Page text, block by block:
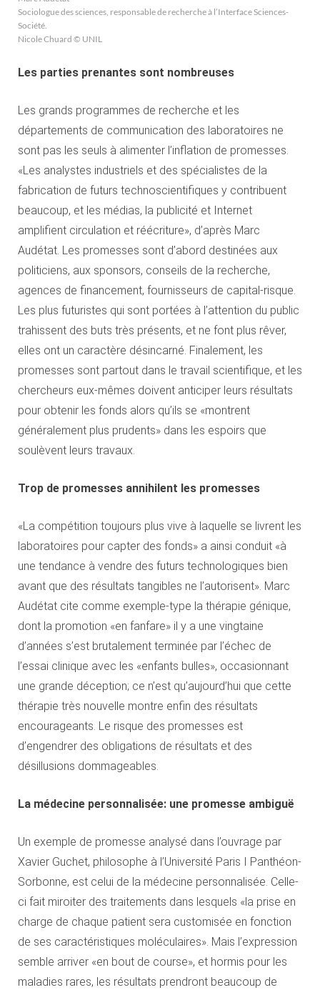
Sociologue des sciences, responsable de recherche à l’Interface Sciences-
Société.
Nicole Chuard © UNIL
Les parties prenantes sont nombreuses
Les grands programmes de recherche et les
départements de communication des laboratoires ne
sont pas les seuls à alimenter l’inflation de promesses.
«Les analystes industriels et des spécialistes de la
fabrication de futurs technoscientifiques y contribuent
beaucoup, et les médias, la publicité et Internet
amplifient circulation et réécriture», d’après Marc
Audétat. Les promesses sont d’abord destinées aux
politiciens, aux sponsors, conseils de la recherche,
agences de financement, fournisseurs de capital-risque.
Les plus futuristes qui sont portées à l’attention du public
trahissent des buts très présents, et ne font plus rêver,
elles ont un caractère désincarné. Finalement, les
promesses sont partout dans le travail scientifique, et les
chercheurs eux-mêmes doivent anticiper leurs résultats
pour obtenir les fonds alors qu’ils se «montrent
généralement plus prudents» dans les espoirs que
soulèvent leurs travaux.
Trop de promesses annihilent les promesses
«La compétition toujours plus vive à laquelle se livrent les
laboratoires pour capter des fonds» a ainsi conduit «à
une tendance à vendre des futurs technologiques bien
avant que des résultats tangibles ne l’autorisent». Marc
Audétat cite comme exemple-type la thérapie génique,
dont la promotion «en fanfare» il y a une vingtaine
d’années s’est brutalement terminée par l’échec de
l’essai clinique avec les «enfants bulles», occasionnant
une grande déception; ce n’est qu’aujourd’hui que cette
thérapie très nouvelle montre enfin des résultats
encourageants. Le risque des promesses est
d’engendrer des obligations de résultats et des
désillusions dommageables.
La médecine personnalisée: une promesse ambiguë
Un exemple de promesse analysé dans l’ouvrage par
Xavier Guchet, philosophe à l’Université Paris I Panthéon-
Sorbonne, est celui de la médecine personnalisée. Celle-
ci fait miroiter des traitements dans lesquels «la prise en
charge de chaque patient sera customisée en fonction
de ses caractéristiques moléculaires». Mais l’expression
semble arriver «en bout de course», et hormis pour les
maladies rares, les résultats prendront beaucoup de